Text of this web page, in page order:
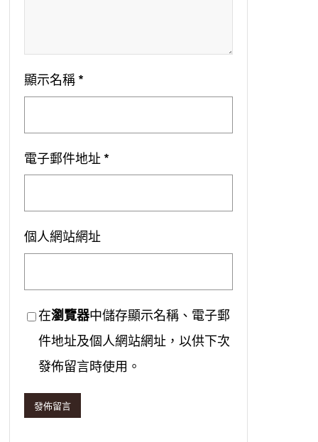
顯示名稱 *
電子郵件地址 *
個人網站網址
在瀏覽器中儲存顯示名稱、電子郵
件地址及個人網站網址，以供下次
發佈留言時使用。